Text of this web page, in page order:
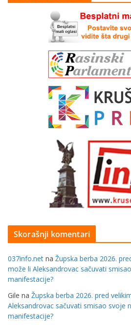
Skorašnji komentari
037info.net na Župska berba 2026.
može li Aleksandrovac sačuvati
manifestacije?
Gile na Župska berba 2026. pred
Aleksandrovac sačuvati smisao svoje
manifestacije?